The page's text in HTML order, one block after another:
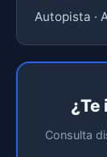
Autopista ·
¿Te
Consulta